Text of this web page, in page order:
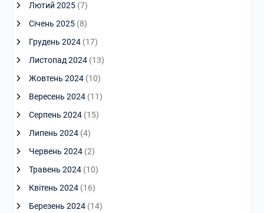
Лютий 2025(7)
Січень 2025(8)
Грудень 2024(17)
Листопад 2024(13)
Жовтень 2024(10)
Вересень 2024(11)
Серпень 2024(15)
Липень 2024(4)
Червень 2024(2)
Травень 2024(10)
Квітень 2024(16)
Березень 2024(14)